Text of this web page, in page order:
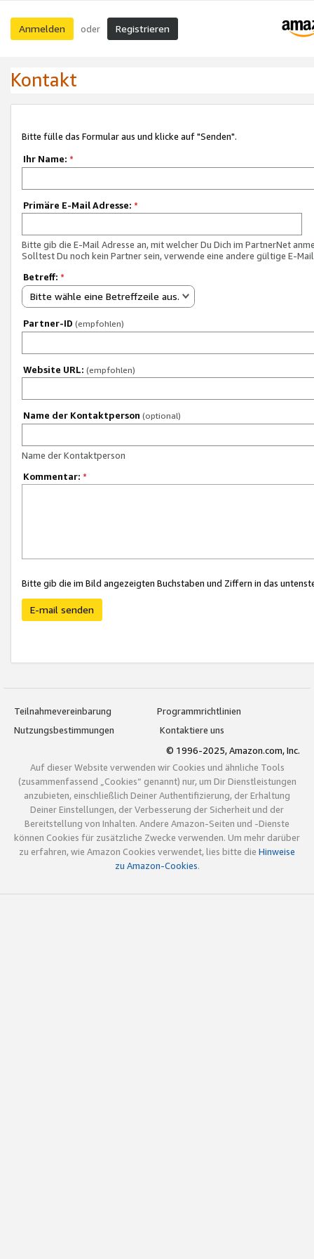
Anmelden oder Registrieren
Kontakt
Bitte fülle das Formular aus und klicke auf "Senden".
Ihr Name: *
Primäre E-Mail Adresse: *
Bitte gib die E-Mail Adresse an, mit welcher Du Dich im PartnerNet
Solltest Du noch kein Partner sein, verwende eine andere gültige E-
Betreff: *
Bitte wähle eine Betreffzeile aus.
Partner-ID (empfohlen)
Website URL: (empfohlen)
Name der Kontaktperson (optional)
Name der Kontaktperson
Kommentar: *
Bitte gib die im Bild angezeigten Buchstaben und Ziffern in das
E-mail senden
Teilnahmevereinbarung
Programmrichtlinien
Nutzungsbestimmungen
Kontaktiere uns
© 1996-2025, Amazon.com, Inc.
Auf dieser Website verwenden wir Cookies und ähnliche Tools
(zusammenfassend „Cookies“ genannt) nur, um Dir Dienstleistungen
anzubieten, einschließlich Deiner Authentifizierung, der Erhaltung
Deiner Einstellungen, der Verbesserung der Sicherheit und der
Bereitstellung von Inhalten. Andere Amazon-Seiten und -Dienste
können Cookies für zusätzliche Zwecke verwenden. Um mehr darüber
zu erfahren, wie Amazon Cookies verwendet, lies bitte die Hinweise
zu Amazon-Cookies.